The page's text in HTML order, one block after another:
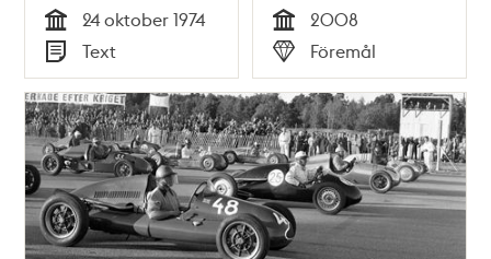
Tid
24 oktober 1974
Typ
Text Tid
2008
Typ
Föremål